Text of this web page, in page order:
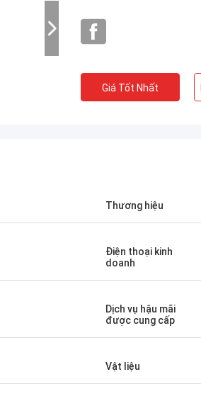
Giá Tốt Nhất
Thương hiệu
Điện thoại kinh
doanh
Dịch vụ hậu mãi
được cung cấp
Vật liệu